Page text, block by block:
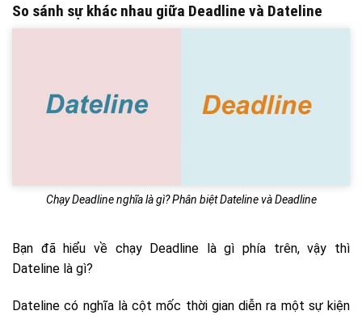
So sánh sự khác nhau giữa Deadline và Dateline
Chạy Deadline nghĩa là gì? Phân biệt Dateline và Deadline
Bạn đã hiểu về chạy Deadline là gì phía trên, vậy thì
Dateline là gì?
Dateline có nghĩa là cột mốc thời gian diễn ra một sự kiện